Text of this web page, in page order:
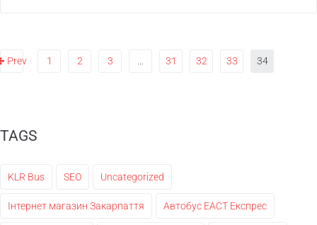
Prev 1 2 3 31 32 33 34
TAGS
KLR Bus SEO Uncategorized
Інтернет магазин Закарпаття Автобус ЕАСТ Експрес